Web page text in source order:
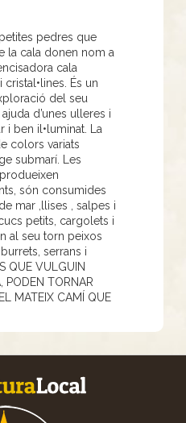
pedres que
la cala donen nom a
cala
cristal•lines. És un
del seu
d’unes ulleres i
i ben il•luminat. La
colors variats
submarí. Les
són consumides
mar ,llises , salpes i
petits, cargolets i
al seu torn peixos
serrans i
QUE VULGUIN
PODEN TORNAR
MATEIX CAMÍ QUE